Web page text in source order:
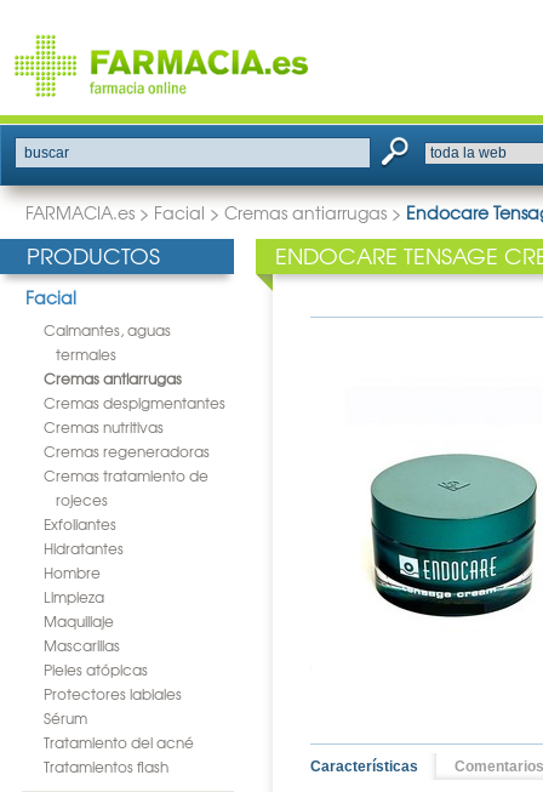
buscar
FARMACIA.es > Facial > Cremas antiarrugas > Endocare
PRODUCTOS
Facial
Calmantes, aguas
termales
Cremas antiarrugas
Cremas despigmentantes
Cremas nutritivas
Cremas regeneradoras
Cremas tratamiento de
rojeces
Exfoliantes
Hidratantes
Hombre
Limpieza
Maquillaje
Mascarillas
Pieles atópicas
Protectores labiales
Sérum
Tratamiento del acné
Tratamientos flash
ENDOCARE TENSAGE
Características Comentarios